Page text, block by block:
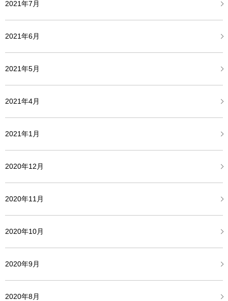
2021年7月
2021年6月
2021年5月
2021年4月
2021年1月
2020年12月
2020年11月
2020年10月
2020年9月
2020年8月